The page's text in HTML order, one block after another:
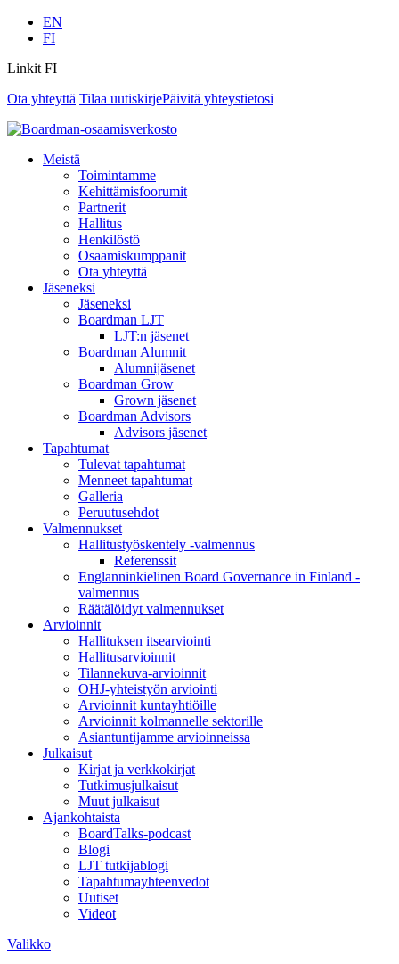
EN
FI
Linkit FI
Ota yhteyttä Tilaa uutiskirjePäivitä yhteystietosi
Meistä
Toimintamme
Kehittämisfoorumit
Partnerit
Hallitus
Henkilöstö
Osaamiskumppanit
Ota yhteyttä
Jäseneksi
Jäseneksi
Boardman LJT
LJT:n jäsenet
Boardman Alumnit
Alumnijäsenet
Boardman Grow
Grown jäsenet
Boardman Advisors
Advisors jäsenet
Tapahtumat
Tulevat tapahtumat
Menneet tapahtumat
Galleria
Peruutusehdot
Valmennukset
Hallitustyöskentely -valmennus
Referenssit
Englanninkielinen Board Governance in Finland -
valmennus
Räätälöidyt valmennukset
Arvioinnit
Hallituksen itsearviointi
Hallitusarvioinnit
Tilannekuva-arvioinnit
OHJ-yhteistyön arviointi
Arvioinnit kuntayhtiöille
Arvioinnit kolmannelle sektorille
Asiantuntijamme arvioinneissa
Julkaisut
Kirjat ja verkkokirjat
Tutkimusjulkaisut
Muut julkaisut
Ajankohtaista
BoardTalks-podcast
Blogi
LJT tutkijablogi
Tapahtumayhteenvedot
Uutiset
Videot
Valikko